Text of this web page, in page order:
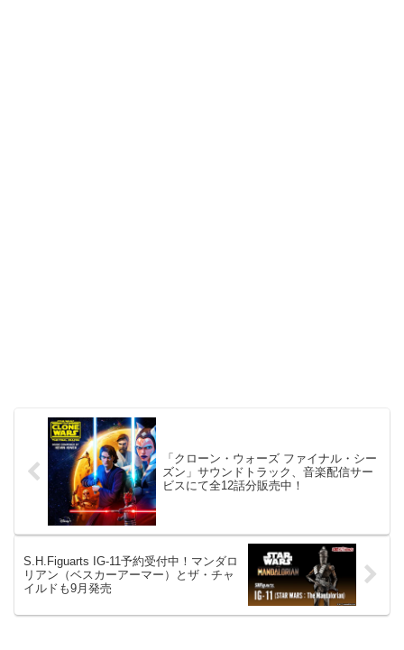
「クローン・ウォーズ ファイナル・シー
ズン」サウンドトラック、音楽配信サー
ビスにて全12話分販売中！
S.H.Figuarts IG-11予約受付中！マンダロ
リアン（ベスカーアーマー）とザ・チャ
イルドも9月発売